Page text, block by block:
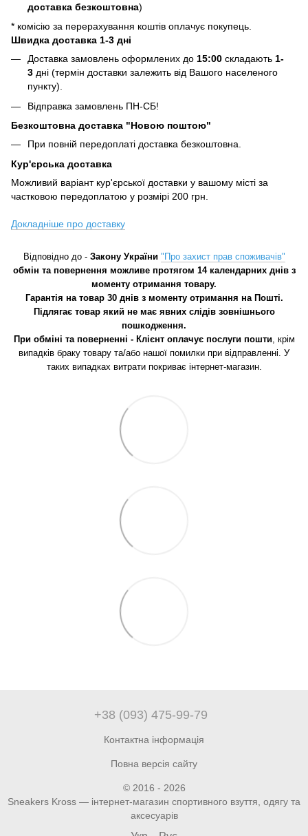
доставка безкоштовна)
* комісію за перерахування коштів оплачує покупець.
Швидка доставка 1-3 дні
Доставка замовлень оформлених до 15:00 складають 1-
3 дні (термін доставки залежить від Вашого населеного
пункту).
Відправка замовлень ПН-СБ!
Безкоштовна доставка "Новою поштою"
При повній передоплаті доставка безкоштовна.
Кур'єрська доставка
Можливий варіант кур'єрської доставки у вашому місті за
частковою передоплатою у розмірі 200 грн.
Докладніше про доставку
Відповідно до - Закону України "Про захист прав споживачів"
обмін та повернення можливе протягом 14 календарних днів з
моменту отримання товару.
Гарантія на товар 30 днів з моменту отримання на Пошті.
Підлягає товар який не має явних слідів зовнішнього
пошкодження.
При обміні та поверненні - Клієнт оплачує послуги пошти, крім
випадків браку товару та/або нашої помилки при відправленні. У
таких випадках витрати покриває інтернет-магазин.
+38 (093) 475-99-79
Контактна інформація
Повна версія сайту
© 2016 - 2026
Sneakers Kross — інтернет-магазин спортивного взуття, одягу та
аксесуарів